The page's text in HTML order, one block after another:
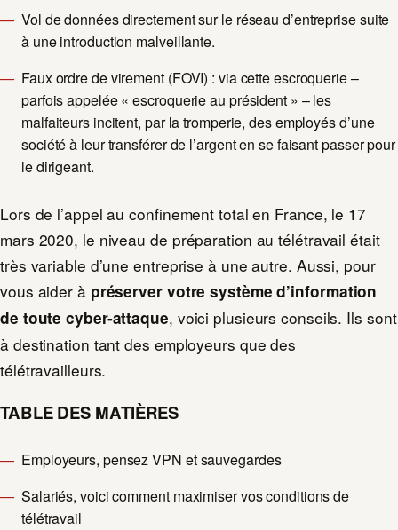
Vol de données directement sur le réseau d’entreprise suite
à une introduction malveillante.
Faux ordre de virement (FOVI) : via cette escroquerie –
parfois appelée « escroquerie au président » – les
malfaiteurs incitent, par la tromperie, des employés d’une
société à leur transférer de l’argent en se faisant passer pour
le dirigeant.
Lors de l’appel au confinement total en France, le 17
mars 2020, le niveau de préparation au télétravail était
très variable d’une entreprise à une autre. Aussi, pour
vous aider à préserver votre système d’information
de toute cyber-attaque, voici plusieurs conseils. Ils sont
à destination tant des employeurs que des
télétravailleurs.
TABLE DES MATIÈRES
Employeurs, pensez VPN et sauvegardes
Salariés, voici comment maximiser vos conditions de
télétravail